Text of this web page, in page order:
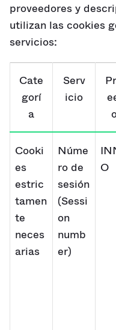
proveedores y
utilizan las cookies
servicios:
Cate
gorí
a
Serv
icio
Cooki
es
estric
tamen
te
neces
arias
Núme
ro de
sesión
(Sessi
on
numb
er)
O